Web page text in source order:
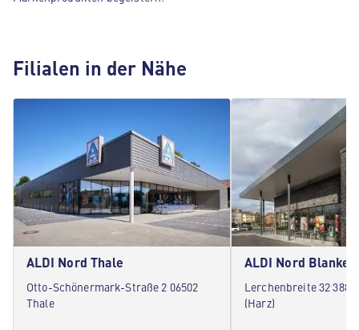
Filialen in der Nähe
ALDI Nord Thale
Otto-Schönermark-Straße 2 06502
Thale
ALDI Nord
Lerchenbreite 32
(Harz)